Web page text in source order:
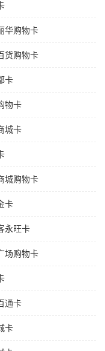
华购物卡
货购物卡
卡
物卡
城卡
城购物卡
卡
永旺卡
场购物卡
通卡
卡